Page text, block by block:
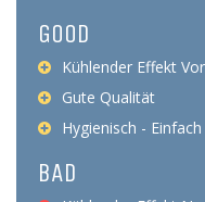
GOOD
Kühlender Effekt
Gute Qualität
Hygienisch -
BAD